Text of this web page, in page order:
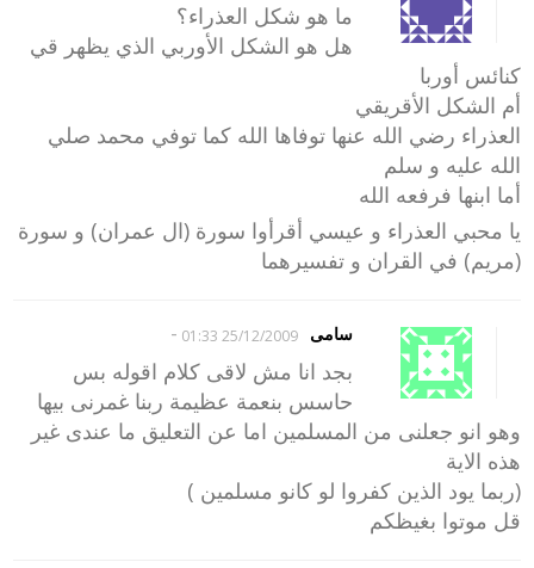
ما هو شكل العذراء؟
هل هو الشكل الأوربي الذي يظهر قي
كنائس أوربا
أم الشكل الأقريقي
العذراء رضي الله عنها توفاها الله كما توفي محمد صلي
الله عليه و سلم
أما ابنها فرفعه الله
يا محبي العذراء و عيسي أقرأوا سورة (ال عمران) و سورة
(مريم) في القران و تفسيرهما
سامى 25/12/2009 01:33
-
بجد انا مش لاقى كلام اقوله بس
حاسس بنعمة عظيمة ربنا غمرنى بيها
وهو انو جعلنى من المسلمين اما عن التعليق ما عندى غير
هذه الاية
(ربما يود الذين كفروا لو كانو مسلمين )
قل موتوا بغيظكم